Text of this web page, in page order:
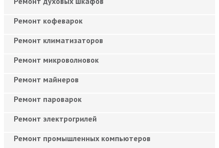
Ремонт кофеварок
Ремонт климатизаторов
Ремонт микроволновок
Ремонт майнеров
Ремонт пароварок
Ремонт электрогрилей
Ремонт промышленных компьютеров